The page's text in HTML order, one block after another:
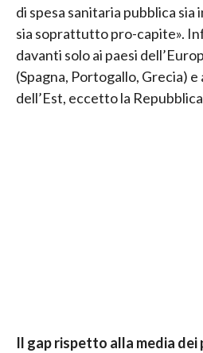
di spesa sanitaria pubblica
sia soprattutto pro-capite».
davanti solo ai paesi
(Spagna, Portogallo, Grecia) e
dell’Est, eccetto la
Il gap rispetto alla media dei